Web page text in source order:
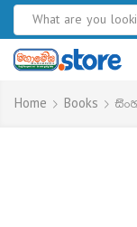
Home Books